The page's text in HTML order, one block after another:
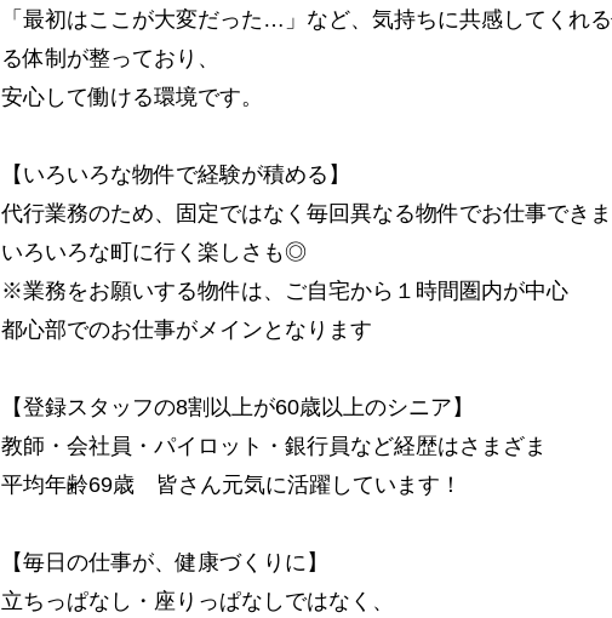
「最初はここが大変だった…」など、気持ちに共感してくれ
る体制が整っており、
安心して働ける環境です。
【いろいろな物件で経験が積める】
代行業務のため、固定ではなく毎回異なる物件でお仕事でき
いろいろな町に行く楽しさも◎
※業務をお願いする物件は、ご自宅から１時間圏内が中心
都心部でのお仕事がメインとなります
【登録スタッフの8割以上が60歳以上のシニア】
教師・会社員・パイロット・銀行員など経歴はさまざま
平均年齢69歳 皆さん元気に活躍しています！
【毎日の仕事が、健康づくりに】
立ちっぱなし・座りっぱなしではなく、